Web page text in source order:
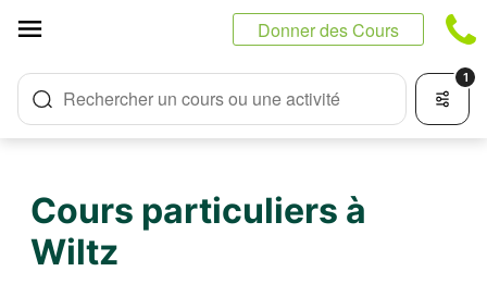
Donner des Cours
Rechercher un cours ou une activité
1
Cours particuliers à
Wiltz